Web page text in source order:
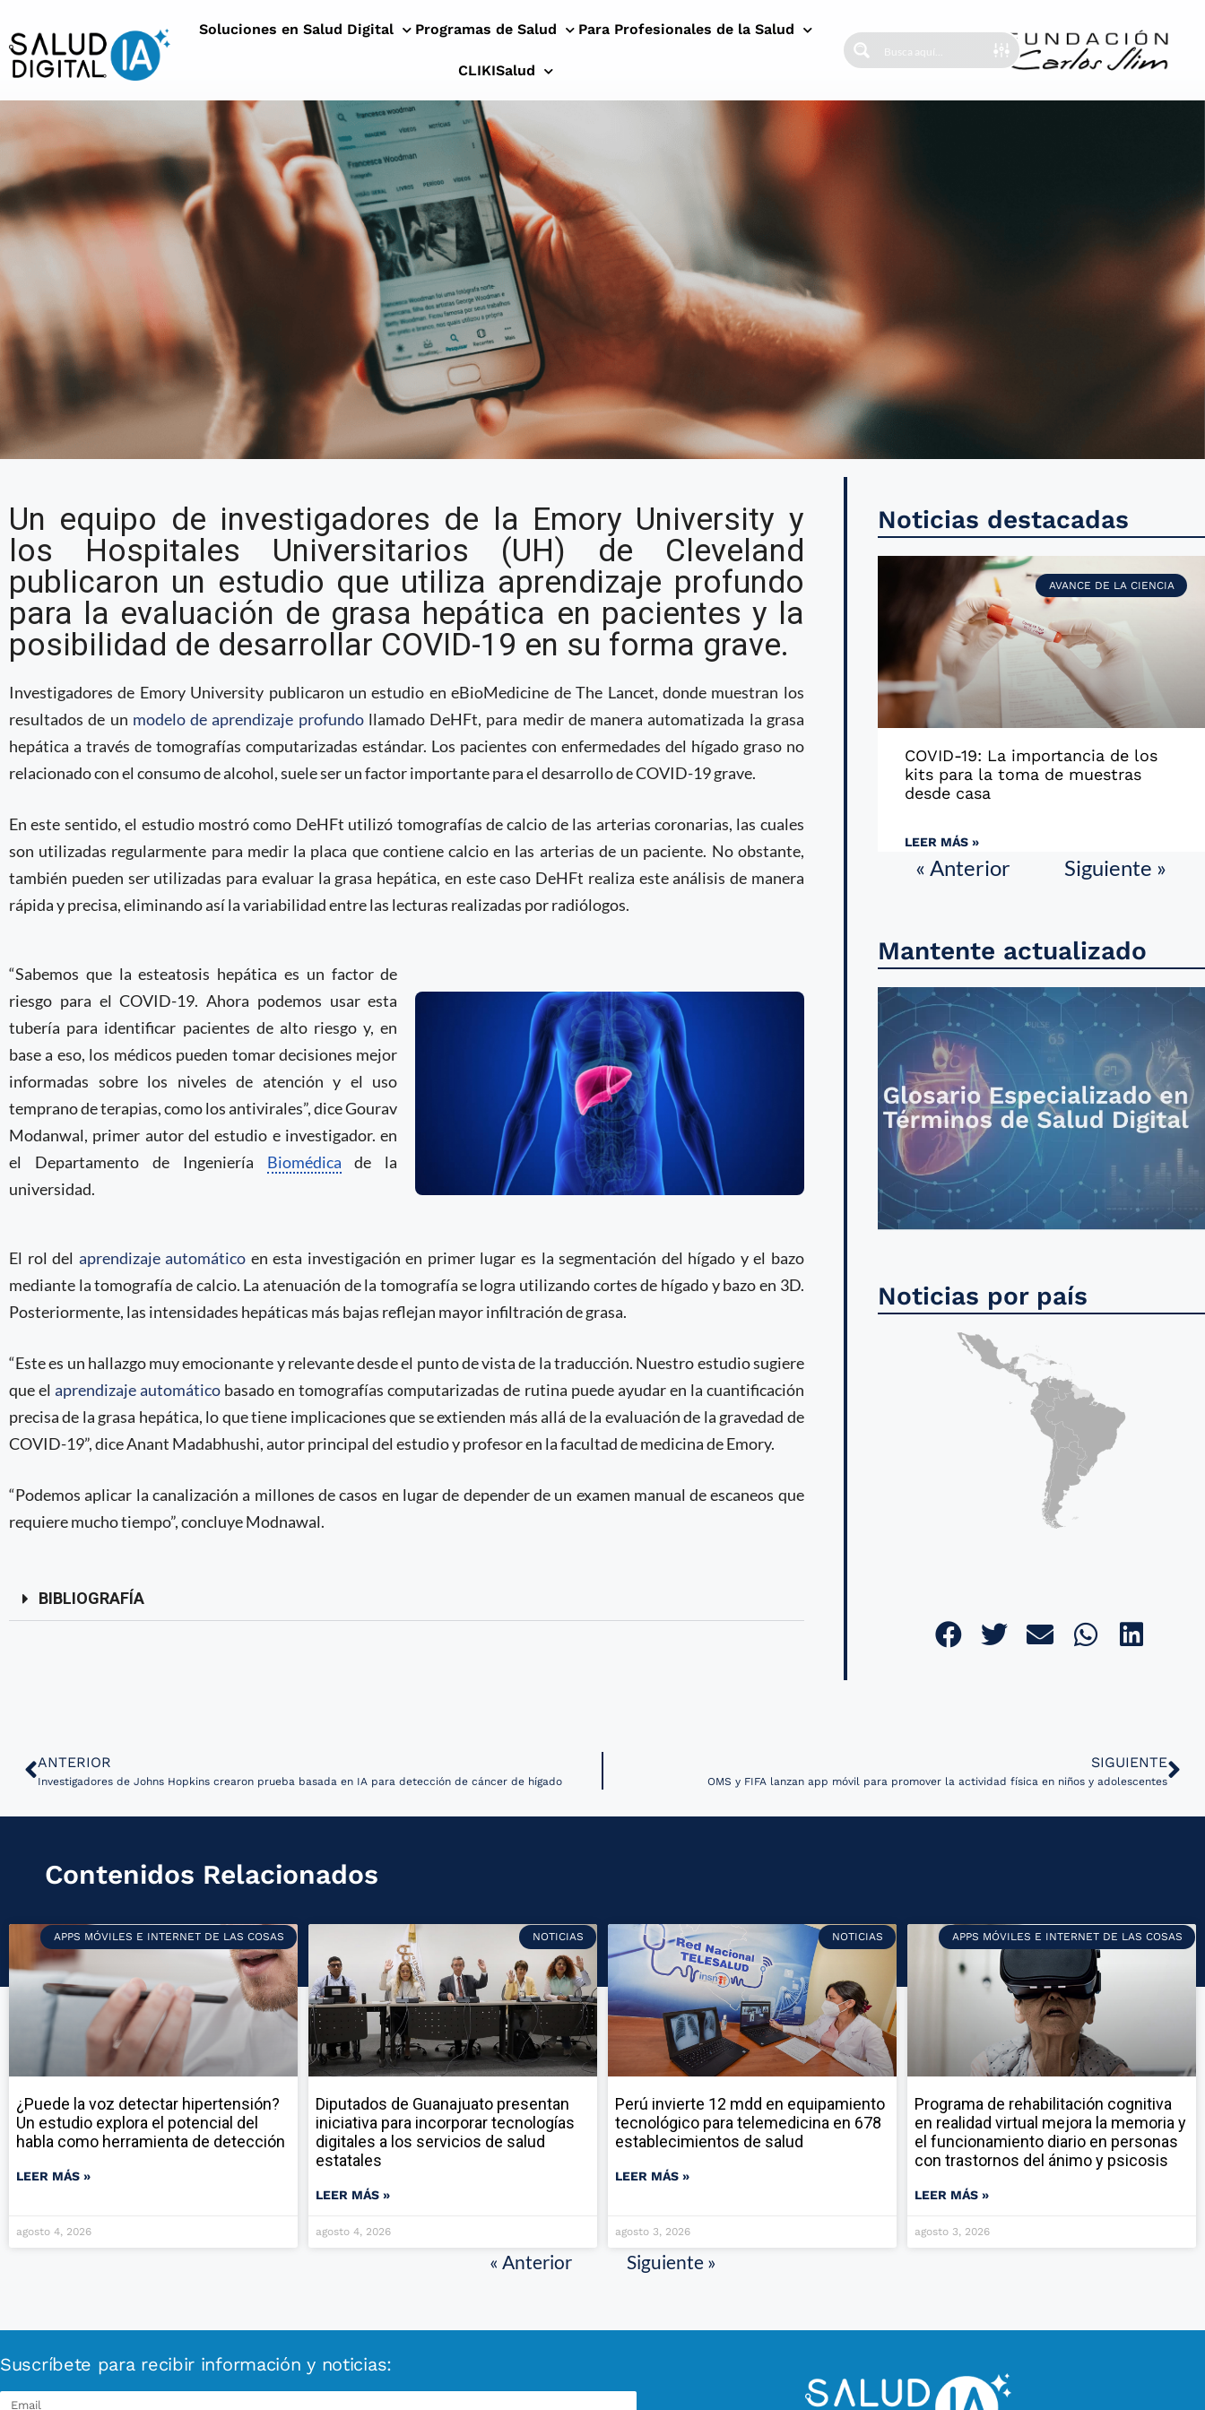
Soluciones en Salud Digital Programas de Salud Para Profesionales de la Salud
CLIKISalud
Aprendizaje automático evalúa la grasa
hepática en pacientes e identifica riesgo de
padecer COVID-19 grave
Un equipo de investigadores de la Emory University y
los Hospitales Universitarios (UH) de Cleveland
publicaron un estudio que utiliza aprendizaje profundo
para la evaluación de grasa hepática en pacientes y la
posibilidad de desarrollar COVID-19 en su forma grave.
Investigadores de Emory University publicaron un estudio en eBioMedicine de The Lancet, donde muestran los
resultados de un modelo de aprendizaje profundollamado DeHFt, para medir de manera automatizada la grasa
hepática a través de tomografías computarizadas estándar. Los pacientes con enfermedades del hígado graso no
relacionado con el consumo de alcohol, suele ser un factor importante para el desarrollo de COVID-19 grave.
En este sentido, el estudio mostró como DeHFt utilizó tomografías de calcio de las arterias coronarias, las cuales
son utilizadas regularmente para medir la placa que contiene calcio en las arterias de un paciente. No obstante,
también pueden ser utilizadas para evaluar la grasa hepática, en este caso DeHFt realiza este análisis de manera
rápida y precisa, eliminando así la variabilidad entre las lecturas realizadas por radiólogos.
“Sabemos que la esteatosis hepática es un factor de
riesgo para el COVID-19. Ahora podemos usar esta
tubería para identificar pacientes de alto riesgo y, en
base a eso, los médicos pueden tomar decisiones mejor
informadas sobre los niveles de atención y el uso
temprano de terapias, como los antivirales”, dice Gourav
Modanwal, primer autor del estudio e investigador. en
el Departamento de Ingeniería Biomédica de la
universidad.
El rol del aprendizaje automático en esta investigación en primer lugar es la segmentación del hígado y el bazo
mediante la tomografía de calcio. La atenuación de la tomografía se logra utilizando cortes de hígado y bazo en 3D.
Posteriormente, las intensidades hepáticas más bajas reflejan mayor infiltración de grasa.
“Este es un hallazgo muy emocionante y relevante desde el punto de vista de la traducción. Nuestro estudio sugiere
que elaprendizaje automático basado en tomografías computarizadas de rutina puede ayudar en la cuantificación
precisa de la grasa hepática, lo que tiene implicaciones que se extienden más allá de la evaluación de la gravedad de
COVID-19”, dice Anant Madabhushi, autor principal del estudio y profesor en la facultad de medicina de Emory.
“Podemos aplicar la canalización a millones de casos en lugar de depender de un examen manual de escaneos que
requiere mucho tiempo”, concluye Modnawal.
BIBLIOGRAFÍA
Noticias destacadas
AVANCE DE LA CIENCIA
COVID-19: La importancia de los
kits para la toma de muestras
desde casa
LEER MÁS »
« Anterior Siguiente »
Mantente actualizado
Noticias por país
ANTERIOR
Investigadores de Johns Hopkins crearon prueba basada en IA para detección de cáncer de hígado
SIGUIENTE
OMS y FIFA lanzan app móvil para promover la actividad física en niños y adolescentes
Contenidos Relacionados
APPS MÓVILES E INTERNET DE LAS COSAS
¿Puede la voz detectar hipertensión?
Un estudio explora el potencial del
habla como herramienta de detección
LEER MÁS »
agosto 4, 2026
NOTICIAS
Diputados de Guanajuato presentan
iniciativa para incorporar tecnologías
digitales a los servicios de salud
estatales
LEER MÁS »
agosto 4, 2026
NOTICIAS
Perú invierte 12 mdd en equipamiento
tecnológico para telemedicina en 678
establecimientos de salud
LEER MÁS »
agosto 3, 2026
APPS MÓVILES E INTERNET DE LAS COSAS
Programa de rehabilitación cognitiva
en realidad virtual mejora la memoria y
el funcionamiento diario en personas
con trastornos del ánimo y psicosis
LEER MÁS »
agosto 3, 2026
« Anterior Siguiente »
Suscríbete para recibir información y noticias: